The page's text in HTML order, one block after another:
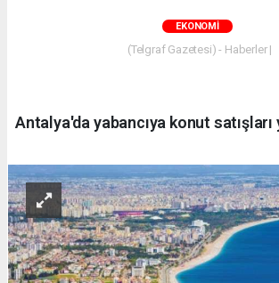
EKONOMİ
(Telgraf Gazetesi) - Haberler |
Antalya'da yabancıya konut satışları